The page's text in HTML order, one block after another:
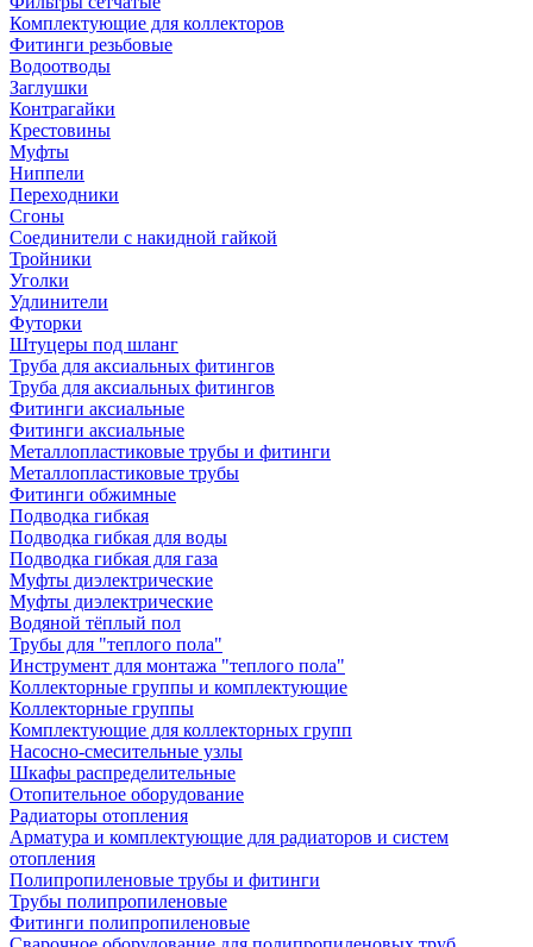
Комплектующие для коллекторов
Фитинги резьбовые
Водоотводы
Заглушки
Контрагайки
Крестовины
Муфты
Ниппели
Переходники
Сгоны
Соединители с накидной гайкой
Тройники
Уголки
Удлинители
Футорки
Штуцеры под шланг
Труба для аксиальных фитингов
Труба для аксиальных фитингов
Фитинги аксиальные
Фитинги аксиальные
Металлопластиковые трубы и фитинги
Металлопластиковые трубы
Фитинги обжимные
Подводка гибкая
Подводка гибкая для воды
Подводка гибкая для газа
Муфты диэлектрические
Муфты диэлектрические
Водяной тёплый пол
Трубы для "теплого пола"
Инструмент для монтажа "теплого пола"
Коллекторные группы и комплектующие
Коллекторные группы
Комплектующие для коллекторных групп
Насосно-смесительные узлы
Шкафы распределительные
Отопительное оборудование
Радиаторы отопления
Арматура и комплектующие для радиаторов и систем
отопления
Полипропиленовые трубы и фитинги
Трубы полипропиленовые
Фитинги полипропиленовые